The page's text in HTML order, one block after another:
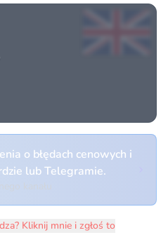
o błędach cenowych i
lub Telegramie.
Kliknij mnie i zgłoś to